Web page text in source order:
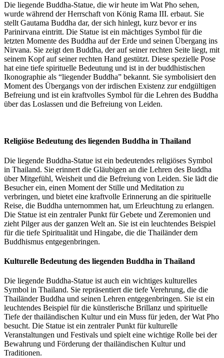
Die liegende Buddha-Statue, die wir heute im Wat Pho sehen,
wurde während der Herrschaft von König Rama III. erbaut. Sie
stellt Gautama Buddha dar, der sich hinlegt, kurz bevor er ins
Parinirvana eintritt. Die Statue ist ein mächtiges Symbol für die
letzten Momente des Buddha auf der Erde und seinen Übergang ins
Nirvana. Sie zeigt den Buddha, der auf seiner rechten Seite liegt, mit
seinem Kopf auf seiner rechten Hand gestützt. Diese spezielle Pose
hat eine tiefe spirituelle Bedeutung und ist in der buddhistischen
Ikonographie als “liegender Buddha” bekannt. Sie symbolisiert den
Moment des Übergangs von der irdischen Existenz zur endgültigen
Befreiung und ist ein kraftvolles Symbol für die Lehren des Buddha
über das Loslassen und die Befreiung von Leiden.
Religiöse Bedeutung des liegenden Buddha in Thailand
Die liegende Buddha-Statue ist ein bedeutendes religiöses Symbol
in Thailand. Sie erinnert die Gläubigen an die Lehren des Buddha
über Mitgefühl, Weisheit und die Befreiung von Leiden. Sie lädt die
Besucher ein, einen Moment der Stille und Meditation zu
verbringen, und bietet eine kraftvolle Erinnerung an die spirituelle
Reise, die Buddha unternommen hat, um Erleuchtung zu erlangen.
Die Statue ist ein zentraler Punkt für Gebete und Zeremonien und
zieht Pilger aus der ganzen Welt an. Sie ist ein leuchtendes Beispiel
für die tiefe Spiritualität und Hingabe, die die Thailänder dem
Buddhismus entgegenbringen.
Kulturelle Bedeutung des liegenden Buddha in Thailand
Die liegende Buddha-Statue ist auch ein wichtiges kulturelles
Symbol in Thailand. Sie repräsentiert die tiefe Verehrung, die die
Thailänder Buddha und seinen Lehren entgegenbringen. Sie ist ein
leuchtendes Beispiel für die künstlerische Brillanz und spirituelle
Tiefe der thailändischen Kultur und ein Muss für jeden, der Wat Pho
besucht. Die Statue ist ein zentraler Punkt für kulturelle
Veranstaltungen und Festivals und spielt eine wichtige Rolle bei der
Bewahrung und Förderung der thailändischen Kultur und
Traditionen.